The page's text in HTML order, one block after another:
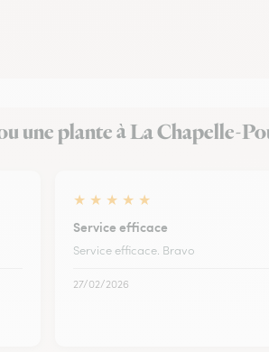
une plante à La Chapelle-
★ ★ ★ ★ ★
Service efficace
Service efficace. Bravo
27/02/2026